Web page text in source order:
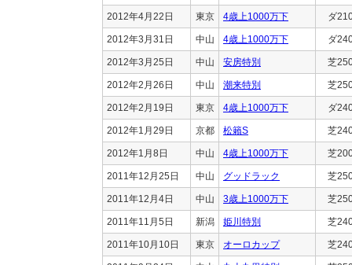
2012年4月22日 東京 4歳上1000万下 ダ
2012年3月31日 中山 4歳上1000万下 ダ
2012年3月25日 中山 安房特別 芝
2012年2月26日 中山 潮来特別 芝
2012年2月19日 東京 4歳上1000万下 ダ
2012年1月29日 京都 松籟S 芝
2012年1月8日 中山 4歳上1000万下 芝
2011年12月25日 中山 グッドラック 芝
2011年12月4日 中山 3歳上1000万下 芝
2011年11月5日 新潟 姫川特別 芝
2011年10月10日 東京 オーロカップ 芝